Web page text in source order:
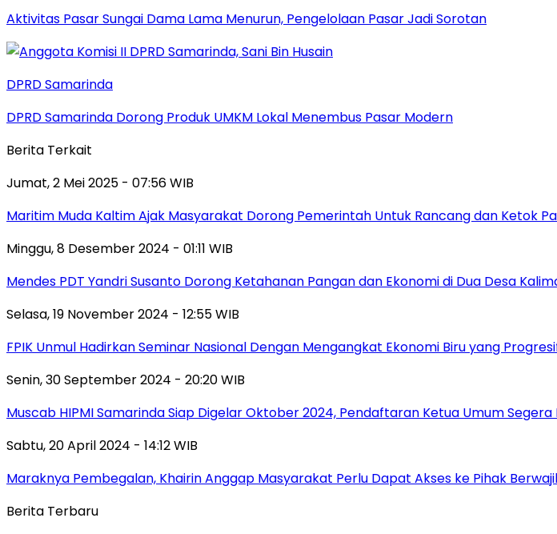
Aktivitas Pasar Sungai Dama Lama Menurun, Pengelolaan Pasar Jadi Sorotan
DPRD Samarinda
DPRD Samarinda Dorong Produk UMKM Lokal Menembus Pasar Modern
Berita Terkait
Jumat, 2 Mei 2025 - 07:56 WIB
Maritim Muda Kaltim Ajak Masyarakat Dorong Pemerintah Untuk Rancang dan Ketok
Minggu, 8 Desember 2024 - 01:11 WIB
Mendes PDT Yandri Susanto Dorong Ketahanan Pangan dan Ekonomi di Dua Desa
Selasa, 19 November 2024 - 12:55 WIB
FPIK Unmul Hadirkan Seminar Nasional Dengan Mengangkat Ekonomi Biru yang
Senin, 30 September 2024 - 20:20 WIB
Muscab HIPMI Samarinda Siap Digelar Oktober 2024, Pendaftaran Ketua Umum Segera
Sabtu, 20 April 2024 - 14:12 WIB
Maraknya Pembegalan, Khairin Anggap Masyarakat Perlu Dapat Akses ke Pihak
Berita Terbaru